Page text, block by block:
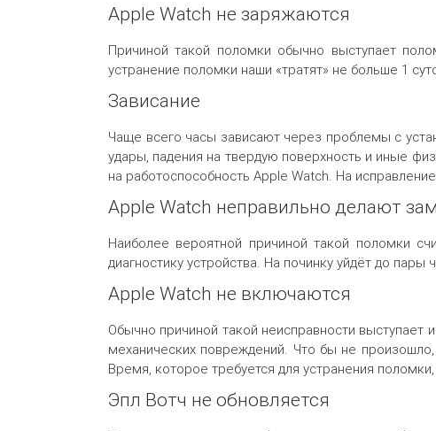
Apple Watch не заряжаются
Причиной такой поломки обычно выступает
устранение поломки наши «тратят» не больше 1
Зависание
Чаще всего часы зависают через проблемы с
удары, падения на твердую поверхность и иные
на работоспособность Apple Watch. На
Apple Watch неправильно делают
Наиболее вероятной причиной такой поломки
диагностику устройства. На починку уйдёт до
Apple Watch не включаются
Обычно причиной такой неисправности выступает
механических повреждений. Что бы не
Время, которое требуется для устранения
Эпл Вотч не обновляется